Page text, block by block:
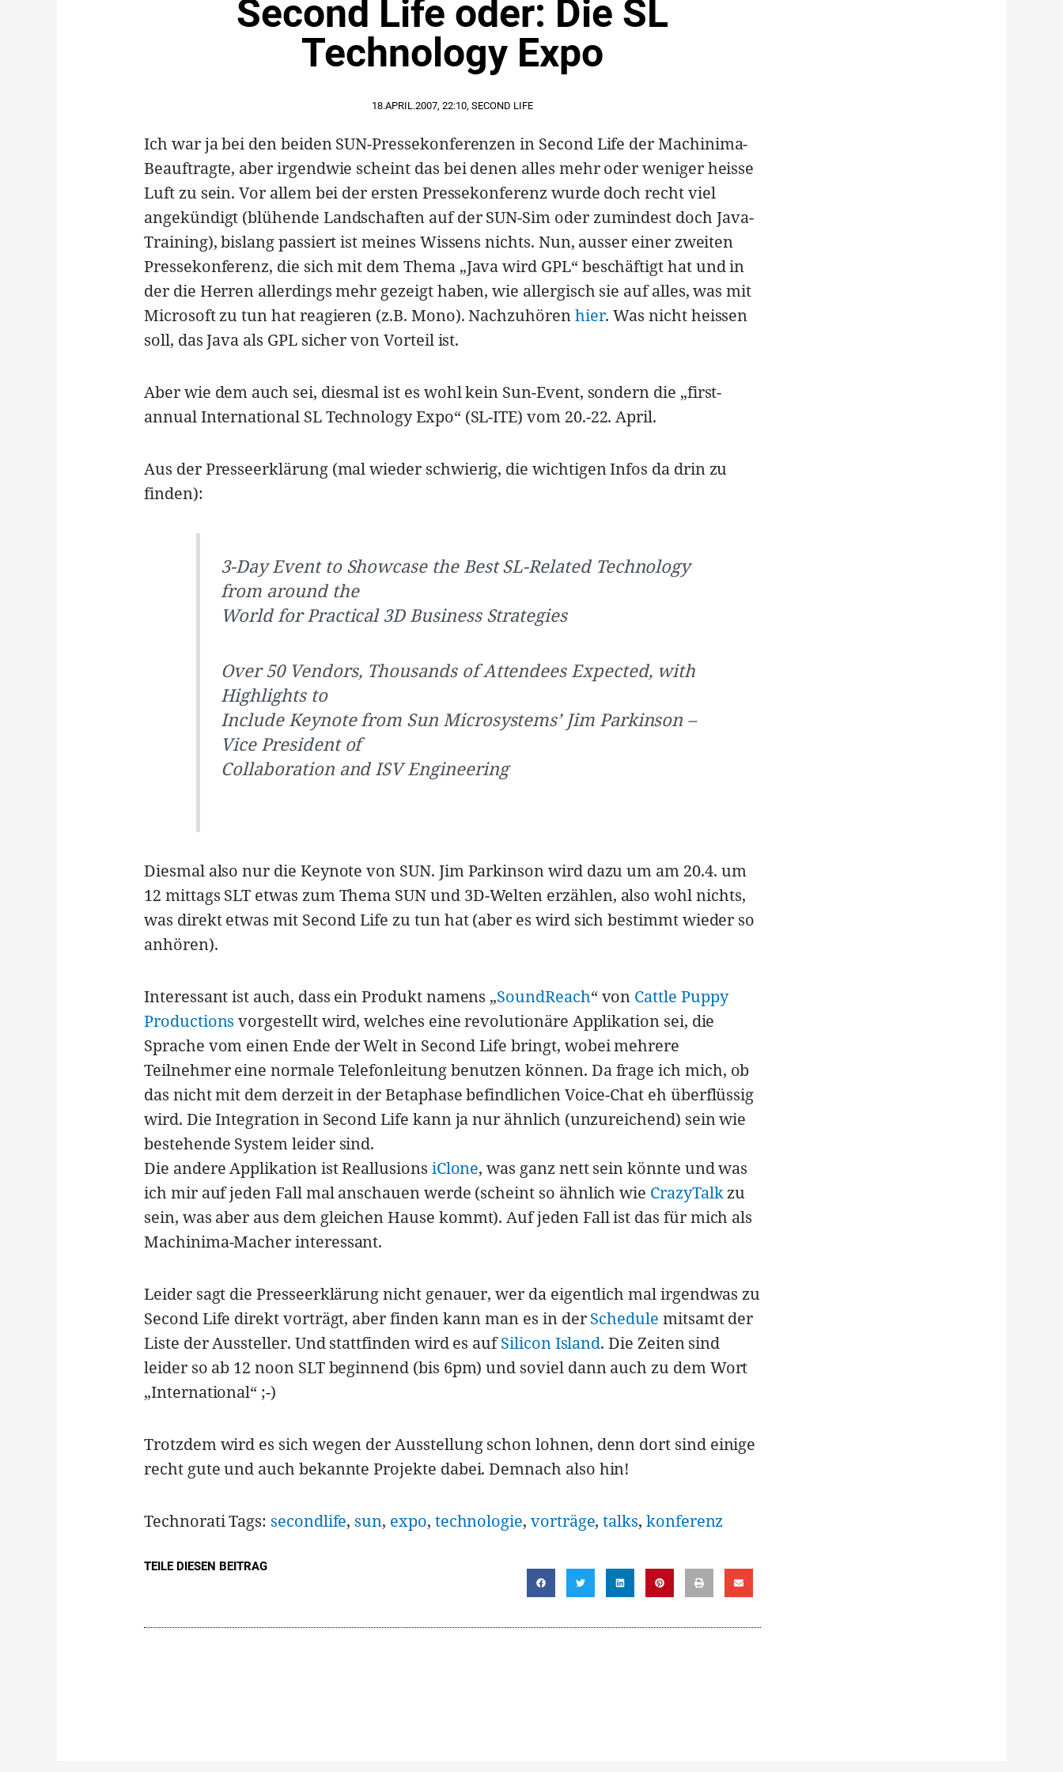
Second Life oder: Die SL
Technology Expo
18.APRIL.2007, 22:10, SECOND LIFE
Ich war ja bei den beiden SUN-Pressekonferenzen in Second Life der Machinima-
Beauftragte, aber irgendwie scheint das bei denen alles mehr oder weniger heisse
Luft zu sein. Vor allem bei der ersten Pressekonferenz wurde doch recht viel
angekündigt (blühende Landschaften auf der SUN-Sim oder zumindest doch Java-
Training), bislang passiert ist meines Wissens nichts. Nun, ausser einer zweiten
Pressekonferenz, die sich mit dem Thema „Java wird GPL“ beschäftigt hat und in
der die Herren allerdings mehr gezeigt haben, wie allergisch sie auf alles, was mit
Microsoft zu tun hat reagieren (z.B. Mono). Nachzuhörenhier. Was nicht heissen
soll, das Java als GPL sicher von Vorteil ist.
Aber wie dem auch sei, diesmal ist es wohl kein Sun-Event, sondern die „first-
annual International SL Technology Expo“ (SL-ITE) vom 20.-22. April.
Aus der Presseerklärung (mal wieder schwierig, die wichtigen Infos da drin zu
finden):
3-Day Event to Showcase the Best SL-Related Technology
from around the
World for Practical 3D Business Strategies
Over 50 Vendors, Thousands of Attendees Expected, with
Highlights to
Include Keynote from Sun Microsystems’ Jim Parkinson –
Vice President of
Collaboration and ISV Engineering
Diesmal also nur die Keynote von SUN. Jim Parkinson wird dazu um am 20.4. um
12 mittags SLT etwas zum Thema SUN und 3D-Welten erzählen, also wohl nichts,
was direkt etwas mit Second Life zu tun hat (aber es wird sich bestimmt wieder so
anhören).
Interessant ist auch, dass ein Produkt namens „SoundReach“ von Cattle Puppy
Productions vorgestellt wird, welches eine revolutionäre Applikation sei, die
Sprache vom einen Ende der Welt in Second Life bringt, wobei mehrere
Teilnehmer eine normale Telefonleitung benutzen können. Da frage ich mich, ob
das nicht mit dem derzeit in der Betaphase befindlichen Voice-Chat eh überflüssig
wird. Die Integration in Second Life kann ja nur ähnlich (unzureichend) sein wie
bestehende System leider sind.
Die andere Applikation ist Reallusions iClone, was ganz nett sein könnte und was
ich mir auf jeden Fall mal anschauen werde (scheint so ähnlich wie CrazyTalkzu
sein, was aber aus dem gleichen Hause kommt). Auf jeden Fall ist das für mich als
Machinima-Macher interessant.
Leider sagt die Presseerklärung nicht genauer, wer da eigentlich mal irgendwas zu
Second Life direkt vorträgt, aber finden kann man es in derSchedule mitsamt der
Liste der Aussteller. Und stattfinden wird es aufSilicon Island. Die Zeiten sind
leider so ab 12 noon SLT beginnend (bis 6pm) und soviel dann auch zu dem Wort
„International“ ;-)
Trotzdem wird es sich wegen der Ausstellung schon lohnen, denn dort sind einige
recht gute und auch bekannte Projekte dabei. Demnach also hin!
Technorati Tags: secondlife, sun, expo, technologie, vorträge,talks, konferenz
TEILE DIESEN BEITRAG